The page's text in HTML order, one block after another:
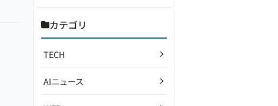
カテゴリ
TECH
AIニュース